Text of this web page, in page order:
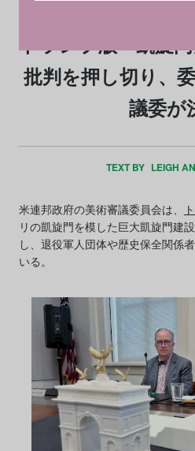
トランプ版「凱旋
批判を押し切り、
議委が
TEXT BY LEIGH
米連邦政府の美術審議委員会は、
リの凱旋門を模した巨大凱旋門建
し、退役軍人団体や歴史保全関係
いる。